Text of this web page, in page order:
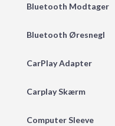
Bluetooth Modtager
Bluetooth Øresnegl
CarPlay Adapter
Carplay Skærm
Computer Sleeve